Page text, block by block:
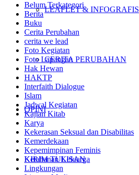
LEAFLET & INFOGRAFIS
CERITA PERUBAHAN
OPINI
KIRIM TULISAN
Belum Terkategori
Berita
Buku
Cerita Perubahan
cerita we lead
Foto Kegiatan
Foto Lapangan
Hak Hewan
HAKTP
Interfaith Dialogue
Islam
Jadwal Kegiatan
Kajian Kitab
Karya
Kekerasan Seksual dan Disabilitas
Kemerdekaan
Kepemimpinan Feminis
Ketahanan Keluarga
Lingkungan